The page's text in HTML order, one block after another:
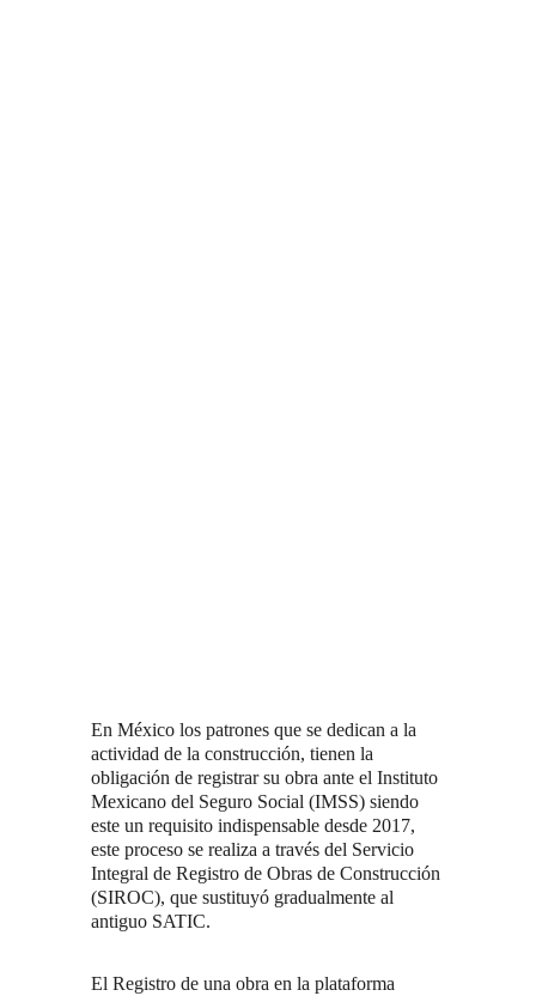
En México los patrones que se dedican a la
actividad de la construcción, tienen la
obligación de registrar su obra ante el Instituto
Mexicano del Seguro Social (IMSS) siendo
este un requisito indispensable desde 2017,
este proceso se realiza a través del Servicio
Integral de Registro de Obras de Construcción
(SIROC), que sustituyó gradualmente al
antiguo SATIC.
El Registro de una obra en la plataforma